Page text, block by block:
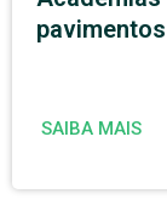
SAIBA MAIS